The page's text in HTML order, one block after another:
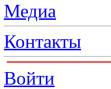
Медиа
Контакты
Войти